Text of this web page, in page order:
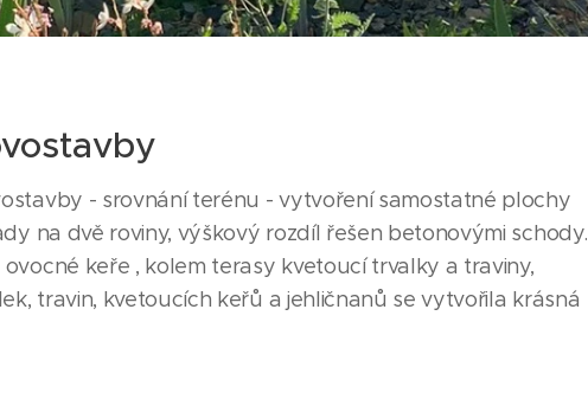
- srovnání terénu - vytvoření samostatné plochy
na dvě roviny, výškový rozdíl řešen betonovými schody.
keře , kolem terasy kvetoucí trvalky a traviny,
travin, kvetoucích keřů a jehličnanů se vytvořila krásná